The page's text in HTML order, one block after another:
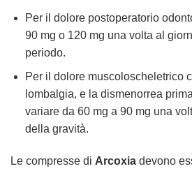
Per il dolore postoperatorio
90 mg o 120 mg una volta al
periodo.
Per il dolore muscoloscheletrico
lombalgia, e la dismenorrea
variare da 60 mg a 90 mg una
della gravità.
Le compresse di Arcoxia devono